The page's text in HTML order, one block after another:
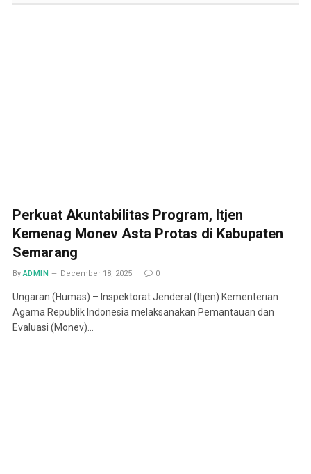
Perkuat Akuntabilitas Program, Itjen
Kemenag Monev Asta Protas di Kabupaten
Semarang
By ADMIN December 18, 2025 0
Ungaran (Humas) – Inspektorat Jenderal (Itjen) Kementerian
Agama Republik Indonesia melaksanakan Pemantauan dan
Evaluasi (Monev)…